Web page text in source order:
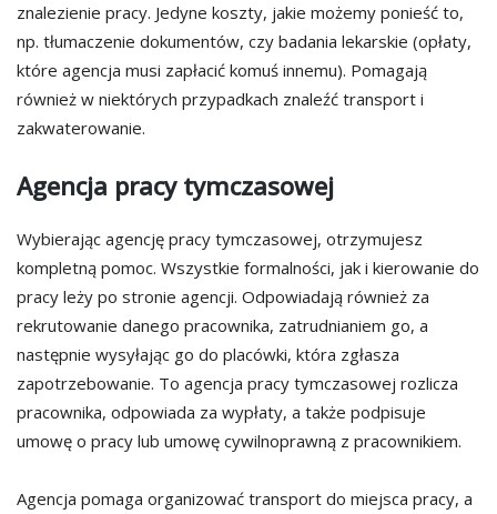
znalezienie pracy. Jedyne koszty, jakie możemy ponieść to,
np. tłumaczenie dokumentów, czy badania lekarskie (opłaty,
które agencja musi zapłacić komuś innemu). Pomagają
również w niektórych przypadkach znaleźć transport i
zakwaterowanie.
Agencja pracy tymczasowej
Wybierając agencję pracy tymczasowej, otrzymujesz
kompletną pomoc. Wszystkie formalności, jak i kierowanie do
pracy leży po stronie agencji. Odpowiadają również za
rekrutowanie danego pracownika, zatrudnianiem go, a
następnie wysyłając go do placówki, która zgłasza
zapotrzebowanie. To agencja pracy tymczasowej rozlicza
pracownika, odpowiada za wypłaty, a także podpisuje
umowę o pracy lub umowę cywilnoprawną z pracownikiem.
Agencja pomaga organizować transport do miejsca pracy, a